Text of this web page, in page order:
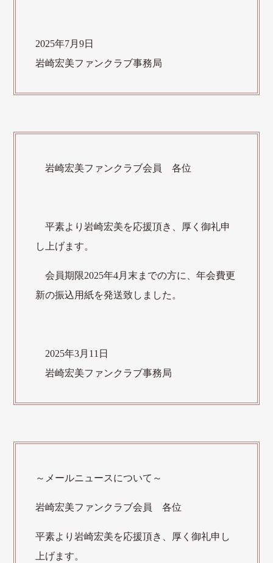
2025年7月9日
岩崎宏美ファンクラブ事務局
岩崎宏美ファンクラブ会員 各位
平素より岩崎宏美を応援頂き、厚く御礼申
し上げます。
会員期限2025年4月末までの方に、年会費更
新の振込用紙を発送致しました。
2025年3月11日
岩崎宏美ファンクラブ事務局
～メールニュースについて～
岩崎宏美ファンクラブ会員 各位
平素より岩崎宏美を応援頂き、厚く御礼申し
上げます。